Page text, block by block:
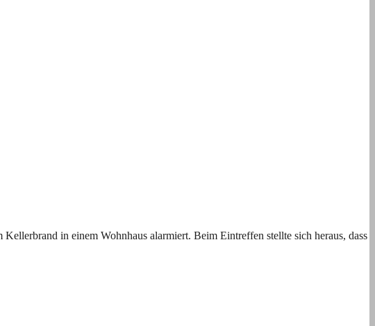
in einem Wohnhaus alarmiert. Beim Eintreffen stellte sich heraus, dass